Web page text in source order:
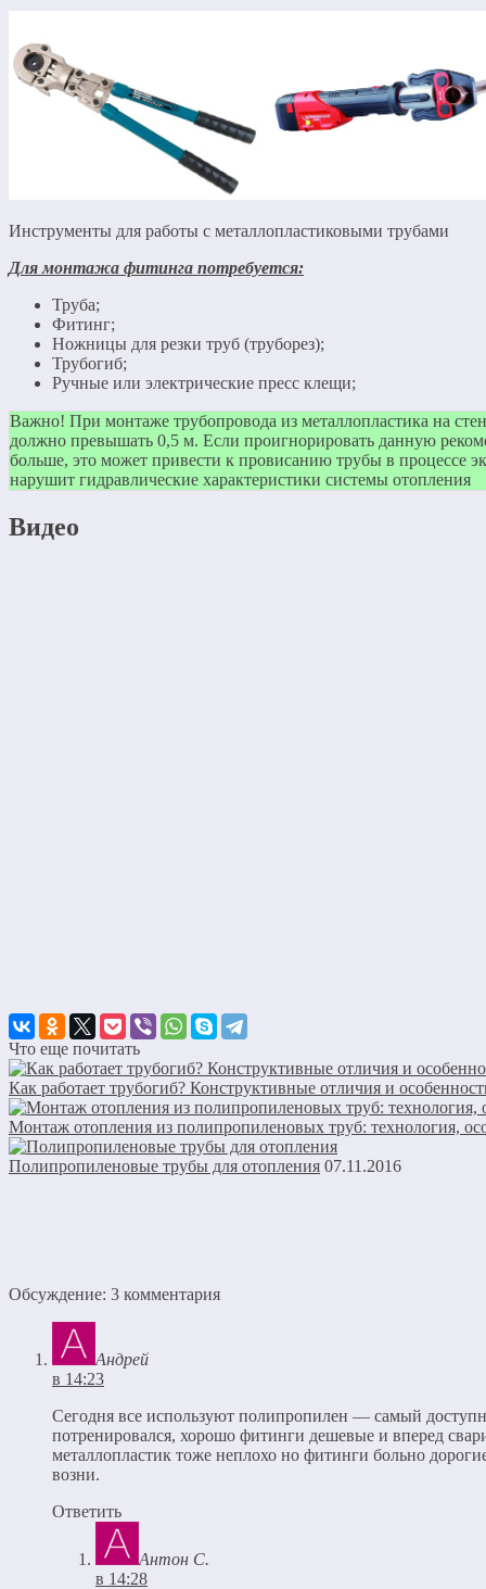
Инструменты для работы с металлопластиковыми трубами
Для монтажа фитинга потребуется:
Труба;
Фитинг;
Ножницы для резки труб (труборез);
Трубогиб;
Ручные или электрические пресс клещи;
Важно! При монтаже трубопровода из металлопластика на
должно превышать 0,5 м. Если проигнорировать данную
больше, это может привести к провисанию трубы в процессе
нарушит гидравлические характеристики системы отопления
Видео
Что еще почитать
Как работает трубогиб? Конструктивные отличия и
Монтаж отопления из полипропиленовых труб: технология,
Полипропиленовые трубы для отопления 07.11.2016
Обсуждение: 3 комментария
Андрей
в 14:23
Сегодня все используют полипропилен — самый
потренировался, хорошо фитинги дешевые и вперед
металлопластик тоже неплохо но фитинги больно
возни.
Ответить
Антон С.
в 14:28